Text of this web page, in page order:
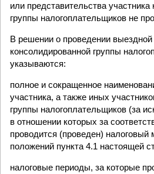
или представительства
группы налогоплательщиков не
В решении о проведении выездной
консолидированной группы
указываются:
полное и сокращенное
участника, а также иных
группы налогоплательщиков (за
в отношении которых за
проводится (проведен) налоговый
положений пункта 4.1 настоящей
налоговые периоды, за которые